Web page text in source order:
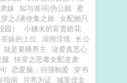
妹 知与谁同|伪公媳 蜜
之J液收集之旅 女配她只
）
小姨夫的富贵娇花
婊的上位 深闺淫情 长公
就是要睡男主 这爱真恶心
快穿之恶毒女配逆袭
恋爱脑，但强制爱 穿书
指南 月亮为证 城里侄女